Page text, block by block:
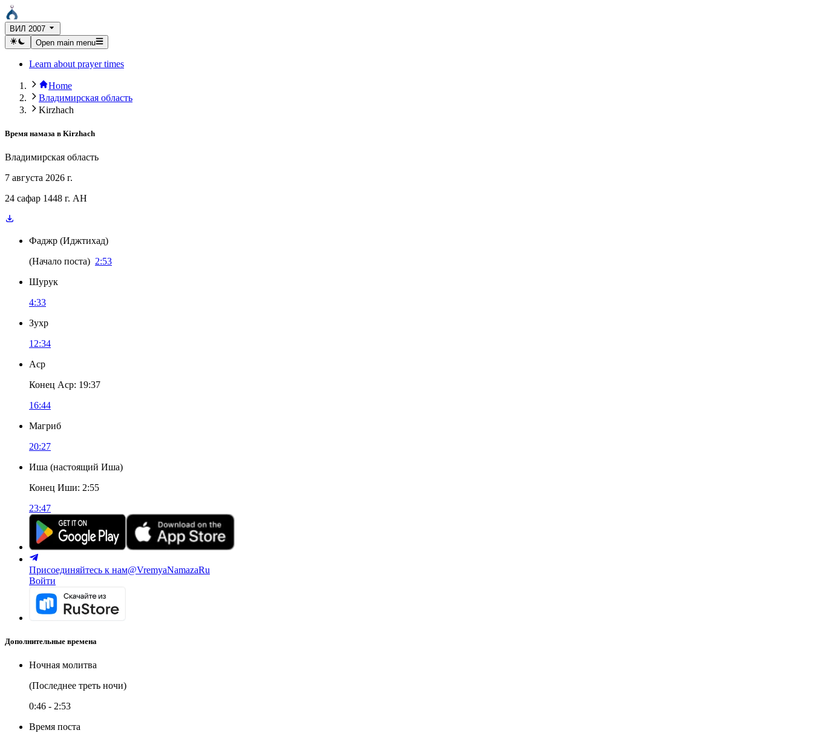
ВИЛ 2007
Open main menu
Learn about prayer times
Home
Владимирская область
Kirzhach
Время намаза в Kirzhach
Владимирская область
7 августа 2026 г.
24 сафар 1448 г. AH
Фаджр (Иджтихад)
(Начало поста) 2:53
Шурук
4:33
Зухр
12:34
Аср
Конец Аср: 19:37
16:44
Магриб
20:27
Иша (настоящий Иша)
Конец Иши: 2:55
23:47
Присоединяйтесь к нам@VremyaNamazaRu
Войти
Дополнительные времена
Ночная молитва
(Последнее треть ночи)
0:46 - 2:53
Время поста